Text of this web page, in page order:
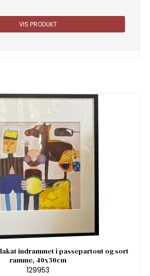
VIS PRODUKT
indrammet i passepartout og sort
ramme, 40x50cm
129953